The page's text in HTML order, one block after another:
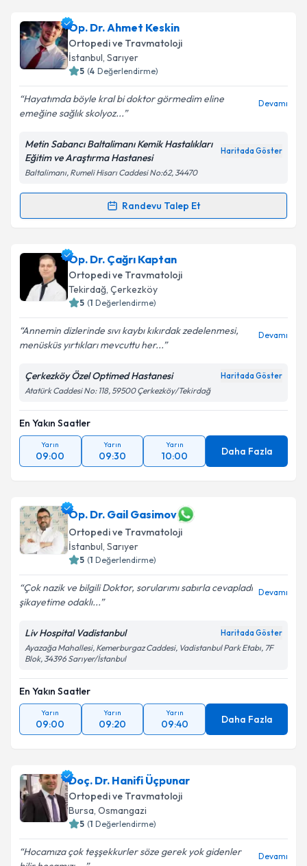
Doç. Dr. Ali Öneriçin randevu takvimi talebi
oluşturun. Size bu uzmandan randevu almanız için bir
takvim hazırlandığında e-posta ile bilgilendireceğiz.
Kişisel verilerimin işlenmesine ilişkin
Aydınlatma
Metni'ni okudum ve kişisel verilerimin belirtilen
kapsamda işlenmesini kabul ediyorum.
Takvim Talebini Gönder
Op. Dr. Ahmet Keskin
Ortopedi ve Travmatoloji
İstanbul, Sarıyer
5 (4 Değerlendirme)
Hayatımda böyle kral bi doktor görmedim eline
emeğine sağlık skolyoz...
Devamı
Metin Sabancı Baltalimanı Kemik Hastalıkları
Eğitim ve Araştırma Hastanesi
Haritada Göster
Baltalimanı, Rumeli Hisarı Caddesi No:62, 34470
Randevu Talep Et
Randevu Takvimi Talebi
Op. Dr. Ahmet Keskiniçin randevu takvimi talebi
oluşturun. Size bu uzmandan randevu almanız için bir
takvim hazırlandığında e-posta ile bilgilendireceğiz.
Kişisel verilerimin işlenmesine ilişkin
Aydınlatma
Metni'ni okudum ve kişisel verilerimin belirtilen
kapsamda işlenmesini kabul ediyorum.
Takvim Talebini Gönder
Op. Dr. Çağrı Kaptan
Ortopedi ve Travmatoloji
Tekirdağ, Çerkezköy
5 (1 Değerlendirme)
Annemin dizlerinde sıvı kaybı kıkırdak zedelenmesi,
menüsküs yırtıkları mevcuttu her...
Devamı
Çerkezköy Özel Optimed Hastanesi Haritada Göster
Atatürk Caddesi No: 118, 59500 Çerkezköy/Tekirdağ
En Yakın Saatler
Yarın
09:00
Yarın
09:30
Yarın
10:00 Daha Fazla
Op. Dr. Gail Gasimov
Ortopedi ve Travmatoloji
İstanbul, Sarıyer
5 (1 Değerlendirme)
Çok nazik ve bilgili Doktor, sorularımı sabırla cevapladı
şikayetime odaklı...
Devamı
Liv Hospital Vadistanbul Haritada Göster
Ayazağa Mahallesi, Kemerburgaz Caddesi, Vadistanbul Park Etabı, 7F
Blok, 34396 Sarıyer/İstanbul
En Yakın Saatler
Yarın
09:00
Yarın
09:20
Yarın
09:40 Daha Fazla
Doç. Dr. Hanifi Üçpunar
Ortopedi ve Travmatoloji
Bursa, Osmangazi
5 (1 Değerlendirme)
Hocamıza çok teşşekkurler söze gerek yok gidenler
Devamı